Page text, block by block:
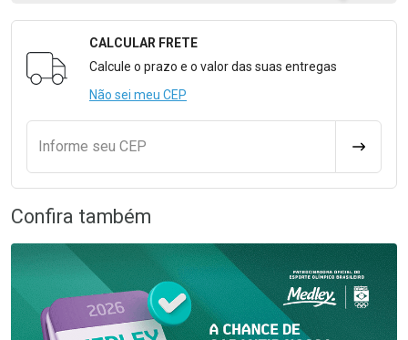
Formulário para Calcular o Frete
CALCULAR FRETE
Calcule o prazo e o valor das suas entregas
Não sei meu CEP
Informe seu CEP
Confira também